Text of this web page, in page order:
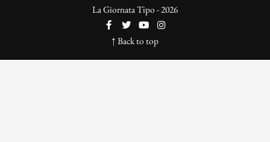
La Giornata Tipo - 2026
↑ Back to top